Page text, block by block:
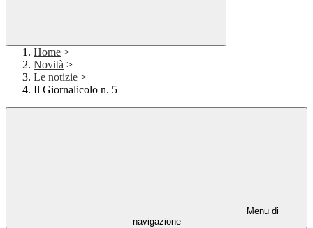
Home >
Novità >
Le notizie >
Il Giornalicolo n. 5
Menu di
navigazione